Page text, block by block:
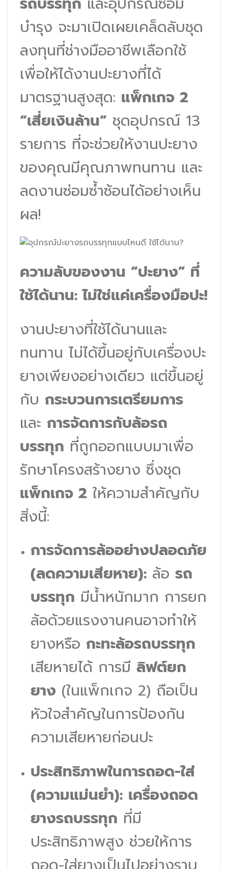
บำรุง จะมาเปิดเผยเคล็ดลับชุด
ลงทุนที่ช่างมืออาชีพเลือกใช้
เพื่อให้ได้งานปะยางที่ได้
มาตรฐานสูงสุด: แพ็กเกจ 2
“เสี่ยเงินล้าน” ชุดอุปกรณ์ 13
รายการ ที่จะช่วยให้งานปะยาง
ของคุณมีคุณภาพทนทาน และ
ลดงานซ่อมซ้ำซ้อนได้อย่างเห็น
ผล!
ความลับของงาน “ปะยาง” ที่
ใช้ได้นาน: ไม่ใช่แค่เครื่องมือปะ!
งานปะยางที่ใช้ได้นานและ
ทนทาน ไม่ได้ขึ้นอยู่กับเครื่องปะ
ยางเพียงอย่างเดียว แต่ขึ้นอยู่
กับ กระบวนการเตรียมการ
และ การจัดการกับล้อรถ
บรรทุก ที่ถูกออกแบบมาเพื่อ
รักษาโครงสร้างยาง ซึ่งชุด
แพ็กเกจ 2 ให้ความสำคัญกับ
สิ่งนี้:
การจัดการล้ออย่างปลอดภัย
(ลดความเสียหาย):ล้อ รถ
บรรทุก มีน้ำหนักมาก การยก
ล้อด้วยแรงงานคนอาจทำให้
ยางหรือ กะทะล้อรถบรรทุก
เสียหายได้ การมี ลิฟต์ยก
ยาง (ในแพ็กเกจ 2) ถือเป็น
หัวใจสำคัญในการป้องกัน
ความเสียหายก่อนปะ
ประสิทธิภาพในการถอด-ใส่
(ความแม่นยำ): เครื่องถอด
ยางรถบรรทุก ที่มี
ประสิทธิภาพสูง ช่วยให้การ